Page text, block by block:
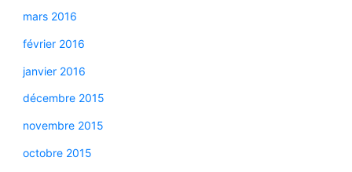
mars 2016
février 2016
janvier 2016
décembre 2015
novembre 2015
octobre 2015